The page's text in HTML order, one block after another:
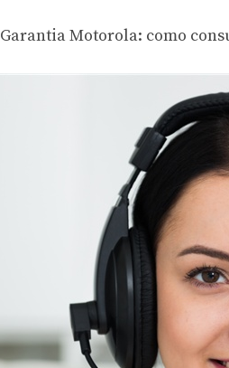
Garantia Motorola: como